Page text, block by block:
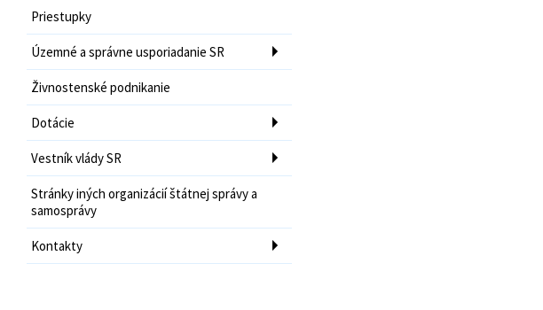
Priestupky
Územné a správne usporiadanie SR
Živnostenské podnikanie
Dotácie
Vestník vlády SR
Stránky iných organizácií štátnej správy a
samosprávy
Kontakty